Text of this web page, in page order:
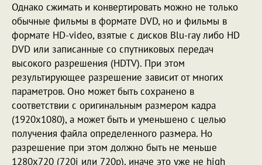
Однако сжимать и конвертировать можно не только
обычные фильмы в формате DVD, но и фильмы в
формате HD-video, взятые с дисков Blu-ray либо HD
DVD или записанные со спутниковых передач
высокого разрешения (HDTV). При этом
результирующее разрешение зависит от многих
параметров. Оно может быть сохранено в
соответствии с оригинальным размером кадра
(1920х1080), а может быть и уменьшено с целью
получения файла определенного размера. Но
разрешение при этом должно быть не меньше
1280х720 (720i или 720p), иначе это уже не high